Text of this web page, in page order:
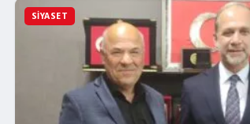
SIYASET